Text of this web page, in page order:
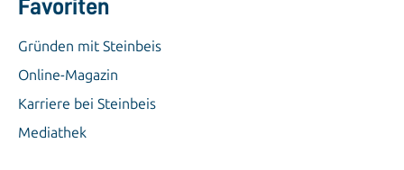
Favoriten
Gründen mit Steinbeis
Online-Magazin
Karriere bei Steinbeis
Mediathek